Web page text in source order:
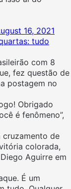
16, 2021
tudo
com 8
fez questão de
postagem no
Obrigado
é fenômeno”,
cruzamento de
colorada,
Aguirre em
É um